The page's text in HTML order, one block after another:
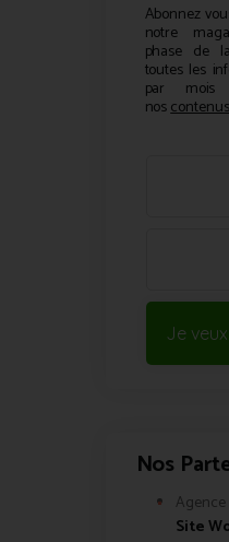
Abonnez
notre
phase de
toutes les
par
nos
Je
Nos
Site